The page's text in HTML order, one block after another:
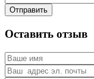
Отправить
Оставить отзыв